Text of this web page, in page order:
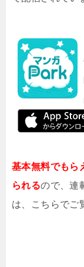
基本無料でもら
られるので、連
は、こちらでご